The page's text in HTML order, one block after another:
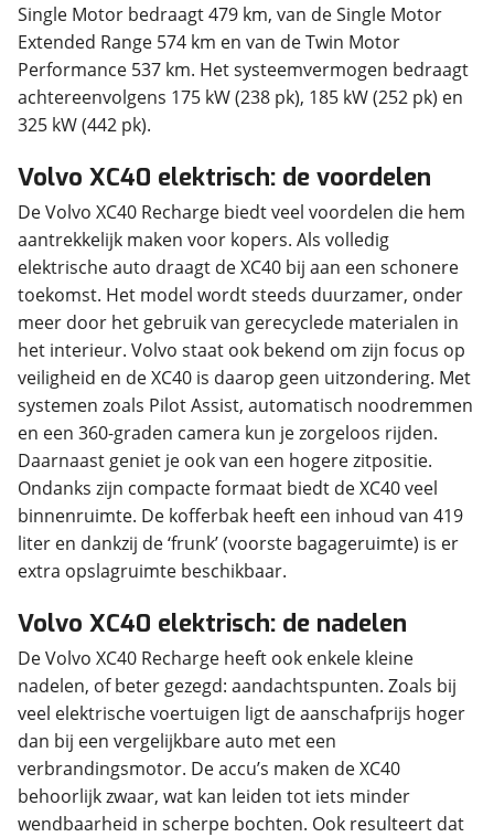
Single Motor bedraagt 479 km, van de Single Motor
Extended Range 574 km en van de Twin Motor
Performance 537 km. Het systeemvermogen bedraagt
achtereenvolgens 175 kW (238 pk), 185 kW (252 pk) en
325 kW (442 pk).
Volvo XC40 elektrisch: de voordelen
De Volvo XC40 Recharge biedt veel voordelen die hem
aantrekkelijk maken voor kopers. Als volledig
elektrische auto draagt de XC40 bij aan een schonere
toekomst. Het model wordt steeds duurzamer, onder
meer door het gebruik van gerecyclede materialen in
het interieur. Volvo staat ook bekend om zijn focus op
veiligheid en de XC40 is daarop geen uitzondering. Met
systemen zoals Pilot Assist, automatisch noodremmen
en een 360-graden camera kun je zorgeloos rijden.
Daarnaast geniet je ook van een hogere zitpositie.
Ondanks zijn compacte formaat biedt de XC40 veel
binnenruimte. De kofferbak heeft een inhoud van 419
liter en dankzij de ‘frunk’ (voorste bagageruimte) is er
extra opslagruimte beschikbaar.
Volvo XC40 elektrisch: de nadelen
De Volvo XC40 Recharge heeft ook enkele kleine
nadelen, of beter gezegd: aandachtspunten. Zoals bij
veel elektrische voertuigen ligt de aanschafprijs hoger
dan bij een vergelijkbare auto met een
verbrandingsmotor. De accu’s maken de XC40
behoorlijk zwaar, wat kan leiden tot iets minder
wendbaarheid in scherpe bochten. Ook resulteert dat